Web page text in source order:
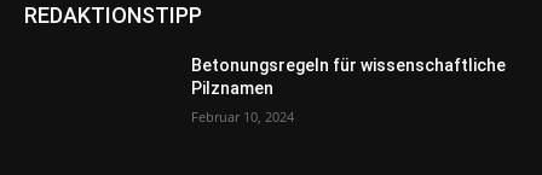
REDAKTIONSTIPP
Betonungsregeln für wissenschaftliche
Pilznamen
Februar 10, 2024